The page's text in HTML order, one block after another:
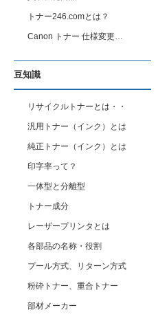
トナー246.comとは？
Canon トナー 仕様変更…
豆知識
リサイクルトナーとは・・
汎用トナー（インク）とは
純正トナー（インク）とは
印字率って？
一体型と分離型
トナー成分
レーザープリンタとは
各部品の名称・役割
プール方式、リターン方式
粉砕トナー、重合トナー
部材メーカー